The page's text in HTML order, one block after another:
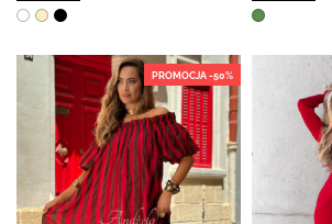
PROMOCJA -50%